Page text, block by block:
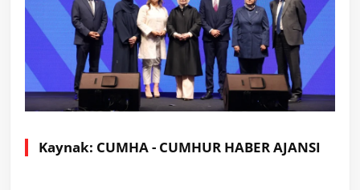
Kaynak: CUMHA - CUMHUR HABER AJANSI